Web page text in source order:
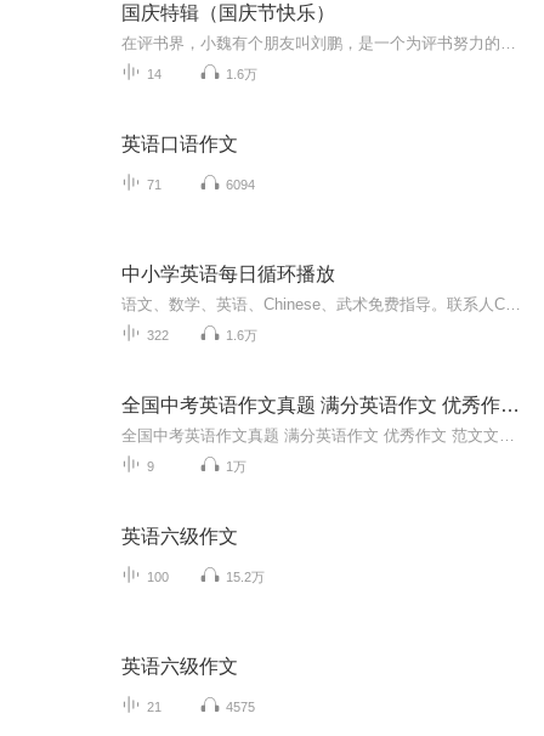
国庆特辑（国庆节快乐）
14 1.6万
英语口语作文
71 6094
中小学英语每日循环播放
322 1.6万
全国中考英语作文真题 满分英语作文 优秀作文 范文
9 1万
英语六级作文
100 15.2万
英语六级作文
21 4575